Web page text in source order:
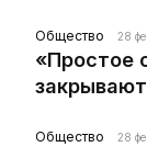
Общество 28
«Простое
Общество 28